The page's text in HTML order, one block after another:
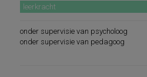
leerkracht
onder supervisie van psycholoog
onder supervisie van pedagoog